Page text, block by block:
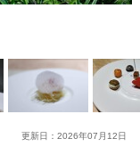
更新日： 2026年07月12日